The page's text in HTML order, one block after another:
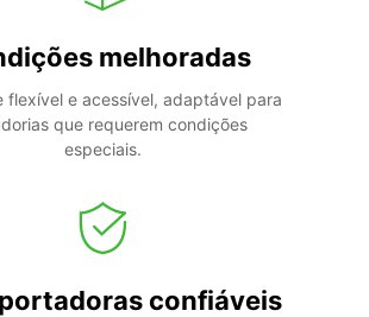
melhoradas
flexível e acessível, adaptável para
que requerem condições
especiais.
confiáveis